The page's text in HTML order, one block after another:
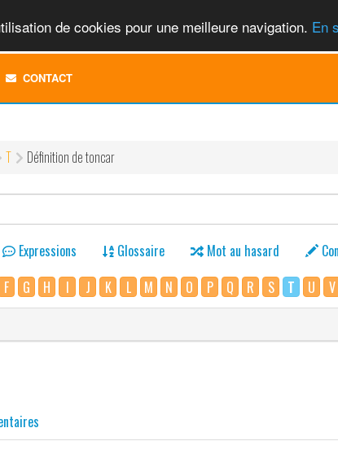
de cookies pour une meilleure navigation. En
CONTACT
T Définition de toncar
Expressions Glossaire Mot au hasard
F G H I J K L M N O P Q R S T U V